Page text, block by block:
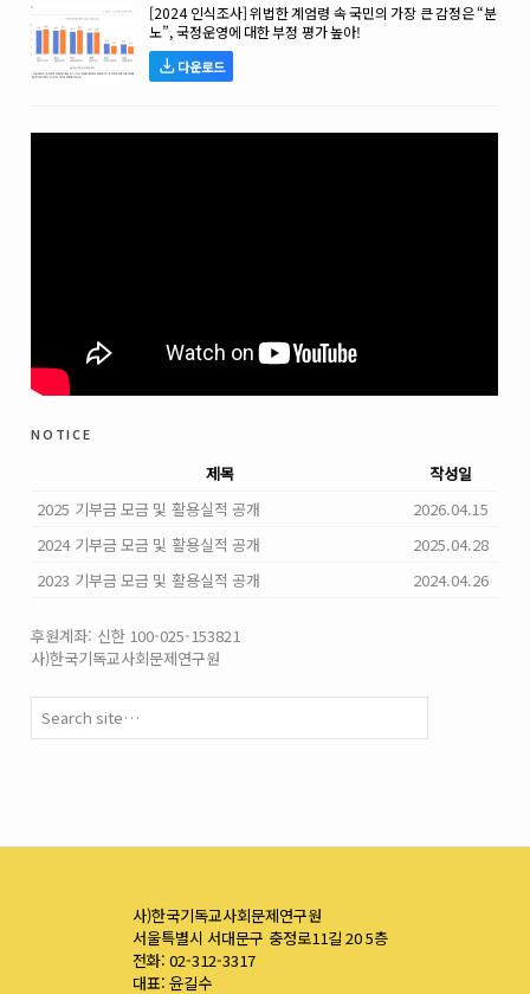
[2024 인식조사] 위법한 계엄령 속 국민의 가장 큰 감정은 “분
노”, 국정운영에 대한 부정 평가 높아!
다운로드
notice
제목
작성일
2025 기부금 모금 및 활용실적 공개
2026.04.15
2024 기부금 모금 및 활용실적 공개
2025.04.28
2023 기부금 모금 및 활용실적 공개
2024.04.26
후원계좌: 신한 100-025-153821
사)한국기독교사회문제연구원
사)한국기독교사회문제연구원
서울특별시 서대문구 충정로11길 20 5층
전화: 02-312-3317
대표: 윤길수